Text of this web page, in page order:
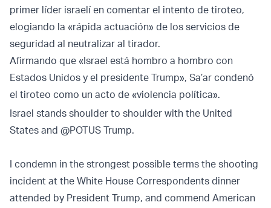
primer líder israelí en comentar el intento de tiroteo,
elogiando la «rápida actuación» de los servicios de
seguridad al neutralizar al tirador.
Afirmando que «Israel está hombro a hombro con
Estados Unidos y el presidente Trump», Sa’ar condenó
el tiroteo como un acto de «violencia política».
Israel stands shoulder to shoulder with the United
States and @POTUS Trump.
I condemn in the strongest possible terms the shooting
incident at the White House Correspondents dinner
attended by President Trump, and commend American